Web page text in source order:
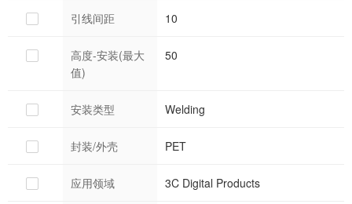
引线间距 10
高度-安装(最大
值)
50
安装类型 Welding
封装/外壳 PET
应用领域 3C Digital Products